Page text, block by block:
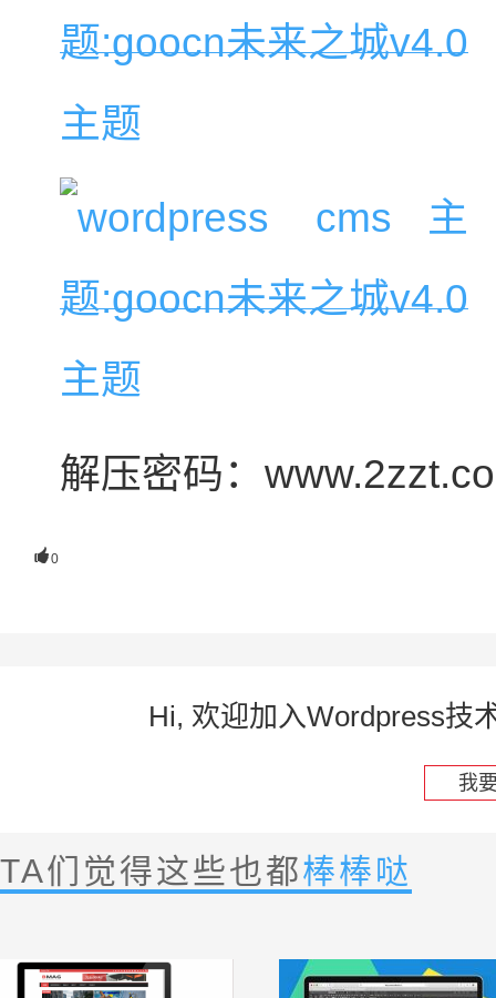
解压密码：
0
Hi, 欢迎加入Wordpress技
我
TA们觉得这些也都棒棒哒